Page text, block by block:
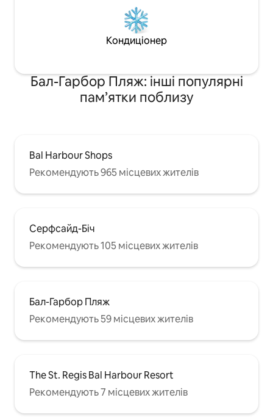
Кондиціонер
Бал-Гарбор Пляж: інші популярні
пам’ятки поблизу
Bal Harbour Shops
Рекомендують 965 місцевих жителів
Серфсайд-Біч
Рекомендують 105 місцевих жителів
Бал-Гарбор Пляж
Рекомендують 59 місцевих жителів
The St. Regis Bal Harbour Resort
Рекомендують 7 місцевих жителів